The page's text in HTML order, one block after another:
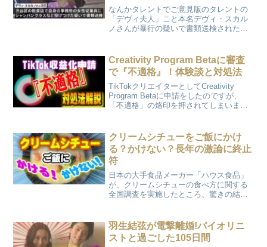
シャンパングラスなど投げつけた
か
なんかタレントでご意見版のタレントの
「デヴィ夫人」こと本名デヴィ・スカル
ノさんが暴行の疑いで書類送検されたこ
本名デヴィ・スカルノさん（85）は2025
年2月、東京・渋谷...
Creativity Program Betaに審査
で『不適格』！体験談と対処法
TikTokクリエイターとしてCreativity
Program Betaに申請をしたのですが、
「不適格」の烙印を押されてしまいまし
クリームシチューをご飯にかけ
る？かけない？長年の激論に終止
符
日本の大手食品メーカー「ハウス食品」
が、クリームシチューの食べ方に関する
全国調査を実施したところ、驚きの結果
みなさんはどちらですか？？？
羽生結弦が電撃離婚!バイオリニ
ストと過ごした105日間